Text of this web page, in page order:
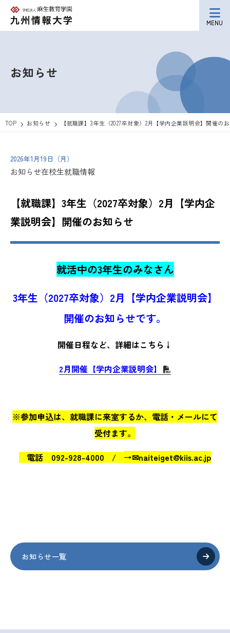
MENU
お知らせ
TOP お知らせ 【就職課】3年生（2027卒対象）2月【学内企業説明会】開催の
2026年1月19日（月）
お知らせ在校生就職情報
【就職課】3年生（2027卒対象）2月【学内企
業説明会】開催のお知らせ
就活中の3年生のみなさん
3年生（2027卒対象）2月【学内企業説明会】
開催のお知らせです。
開催日程など、詳細はこちら↓
2月開催【学内企業説明会】
※参加申込は、就職課に来室するか、電話・メールにて
受付ます。
電話 092-928-4000 / →✉naiteiget@kiis.ac.jp
お知らせ一覧